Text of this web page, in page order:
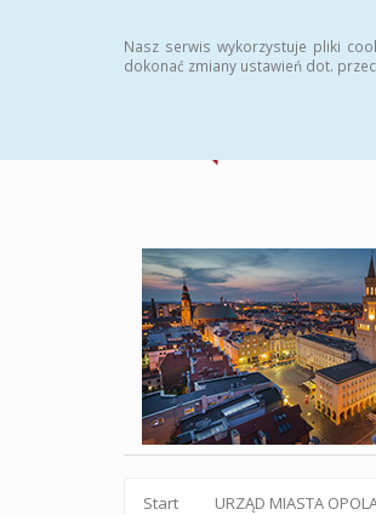
Nasz serwis wykorzystuje pliki
dokonać zmiany ustawień dot.
Start URZĄD MIASTA